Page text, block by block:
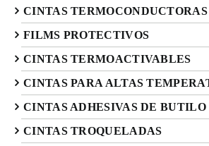
CINTAS TERMOCONDUCTORAS
FILMS PROTECTIVOS
CINTAS TERMOACTIVABLES
CINTAS PARA ALTAS
CINTAS ADHESIVAS DE BUTILO
CINTAS TROQUELADAS